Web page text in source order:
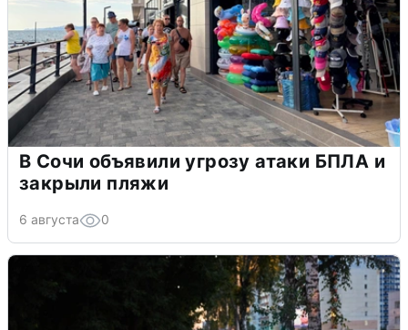
В Сочи объявили угрозу атаки БПЛА и
закрыли пляжи
6 августа 0